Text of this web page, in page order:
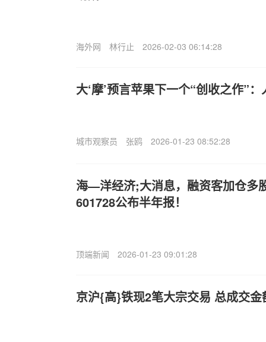
海外网 林行止 2026-02-03 06:14:28
大‘摩’预言苹果下一个“创收之作”
城市观察员 张鸥 2026-01-23 08:52:28
海—洋经济;大消息，融资客加仓多
601728公布半年报！
顶端新闻 2026-01-23 09:01:28
京沪{高}铁现2笔大宗交易 总成交